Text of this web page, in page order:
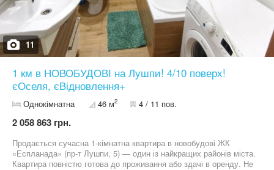
11
1 км в НОВОБУДОВІ на Лушпи! 4/10 поверх!
єОселя, єВідновлення+
Однокімнатна 46 м2 4 / 11 пов.
2 058 863 грн.
Продається сучасна 1-кімнатна квартира в новобудові ЖК
«Еспланада» (пр-т Лушпи, 5) — один із найкращих районів міста.
Квартира повністю готова до проживання або здачі в оренду. Не